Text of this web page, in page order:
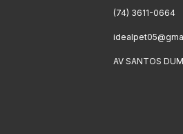
(74) 3611-0664
AV SANTOS